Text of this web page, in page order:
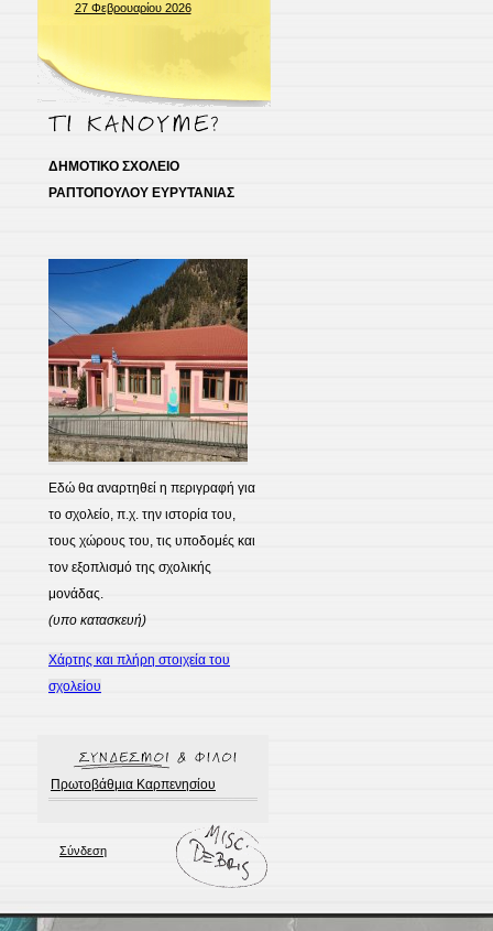
27 Φεβρουαρίου 2026
ΔΗΜΟΤΙΚΟ ΣΧΟΛΕΙΟ
ΡΑΠΤΟΠΟΥΛΟΥ ΕΥΡΥΤΑΝΙΑΣ
Εδώ θα αναρτηθεί η περιγραφή για
το σχολείο, π.χ. την ιστορία του,
τους χώρους του, τις υποδομές και
τον εξοπλισμό της σχολικής
μονάδας.
(υπο κατασκευή)
Χάρτης και πλήρη στοιχεία του
σχολείου
Πρωτοβάθμια Καρπενησίου
Σύνδεση